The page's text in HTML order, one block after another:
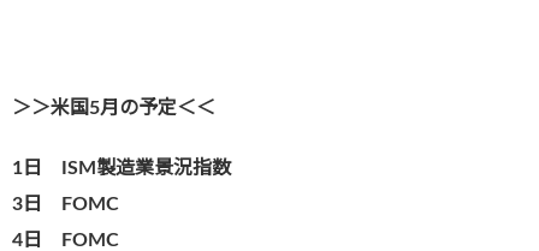
＞＞米国5月の予定＜＜
1日 ISM製造業景況指数
3日 FOMC
4日 FOMC